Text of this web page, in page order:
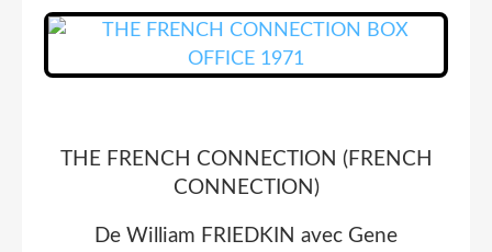
THE FRENCH CONNECTION (FRENCH
CONNECTION)
De William FRIEDKIN avec Gene